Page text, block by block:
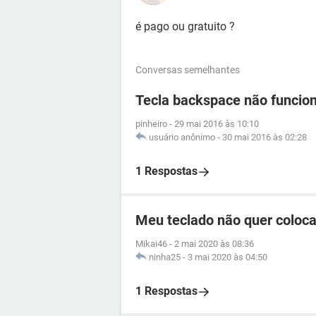
é pago ou gratuito ?
Conversas semelhantes
Tecla backspace não
pinheiro - 29 mai 2016 às 10:10
usuário anônimo - 30 mai 2016 às 02:28
1 Respostas
Meu teclado não quer
Mikai46 - 2 mai 2020 às 08:36
ninha25 - 3 mai 2020 às 04:50
1 Respostas